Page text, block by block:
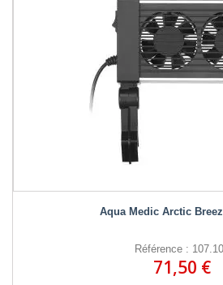
Aqua Medic Arctic
Référence :
71,50 €